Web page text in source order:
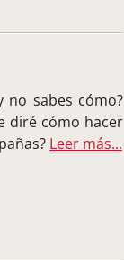
no sabes cómo?
diré cómo hacer
Leer más...